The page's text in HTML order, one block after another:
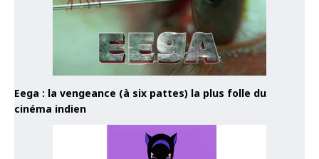
Eega : la vengeance (à six pattes) la plus folle du
cinéma indien